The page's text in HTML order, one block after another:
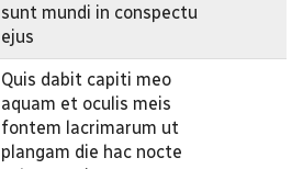
sunt mundi in conspectu
ejus
Quis dabit capiti meo
aquam et oculis meis
fontem lacrimarum ut
plangam die hac nocte